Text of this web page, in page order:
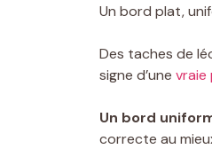
Un bord plat,
Des taches de
signe d’une vraie
Un bord
correcte au